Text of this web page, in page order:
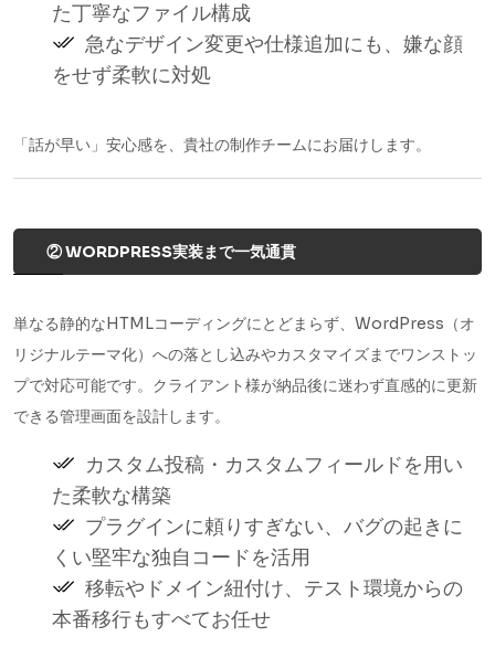
た丁寧なファイル構成
急なデザイン変更や仕様追加にも、嫌な顔
をせず柔軟に対処
「話が早い」安心感を、貴社の制作チームにお届けします。
② WORDPRESS実装まで一気通貫
単なる静的なHTMLコーディングにとどまらず、WordPress（オ
リジナルテーマ化）への落とし込みやカスタマイズまでワンストッ
プで対応可能です。クライアント様が納品後に迷わず直感的に更新
できる管理画面を設計します。
カスタム投稿・カスタムフィールドを用い
た柔軟な構築
プラグインに頼りすぎない、バグの起きに
くい堅牢な独自コードを活用
移転やドメイン紐付け、テスト環境からの
本番移行もすべてお任せ